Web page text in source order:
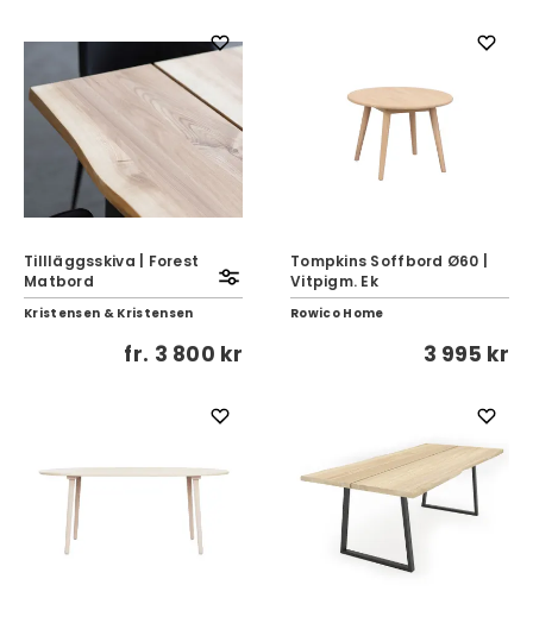
TilIläggsskiva | Forest
Matbord
Kristensen & Kristensen
fr. 3 800 kr
Tompkins Soffbord Ø60 |
Vitpigm. Ek
Rowico Home
3 995 kr